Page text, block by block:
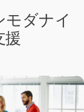
モダナイ
援